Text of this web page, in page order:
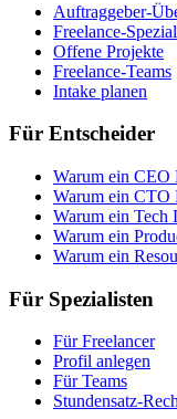
Auftraggeber-
Freelance-
Offene Projekte
Freelance-Teams
Intake planen
Für Entscheider
Warum ein CEO
Warum ein CTO
Warum ein Tech
Warum ein
Warum ein
Für Spezialisten
Für Freelancer
Profil anlegen
Für Teams
Stundensatz-